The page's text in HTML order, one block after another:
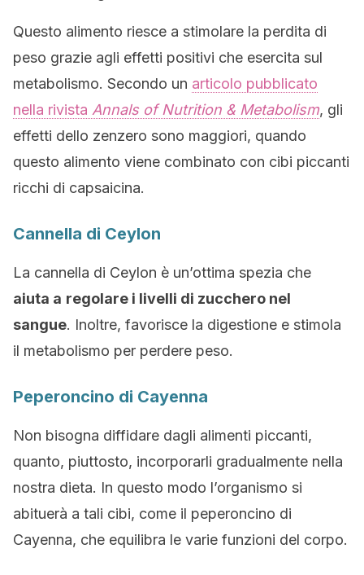
Questo alimento riesce a stimolare la perdita di
peso grazie agli effetti positivi che esercita sul
metabolismo. Secondo un articolo pubblicato
nella rivista Annals of Nutrition & Metabolism, gli
effetti dello zenzero sono maggiori, quando
questo alimento viene combinato con cibi piccanti
ricchi di capsaicina.
Cannella di Ceylon
La cannella di Ceylon è un’ottima spezia che
aiuta a regolare i livelli di zucchero nel
sangue. Inoltre, favorisce la digestione e stimola
il metabolismo per perdere peso.
Peperoncino di Cayenna
Non bisogna diffidare dagli alimenti piccanti,
quanto, piuttosto, incorporarli gradualmente nella
nostra dieta. In questo modo l’organismo si
abituerà a tali cibi, come il peperoncino di
Cayenna, che equilibra le varie funzioni del corpo.